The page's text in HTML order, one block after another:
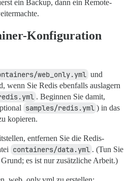
ein Backup, dann ein Remote-
Konfiguration
web_only.yml und
wenn Sie Redis ebenfalls auslagern
. Beginnen Sie damit,
samples/redis.yml ) in das
kopieren.
entfernen Sie die Redis-
containers/data.yml . (Tun Sie
es ist nur zusätzliche Arbeit.)